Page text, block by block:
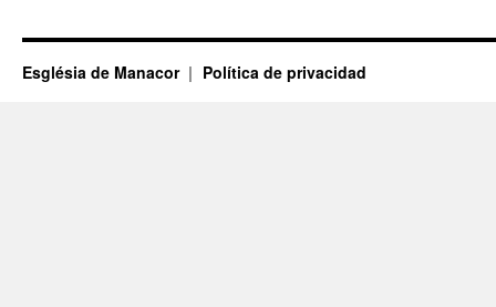
Església de Manacor Política de privacidad